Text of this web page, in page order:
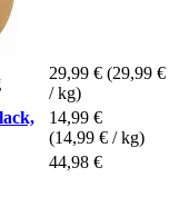
29,99 € (29,99 €
/ kg)
14,99 €
(14,99 € / kg)
44,98 €